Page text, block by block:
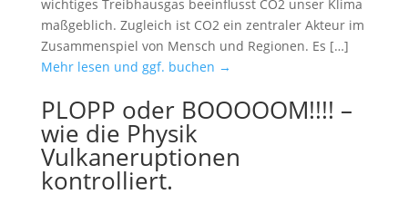
wichtiges Treibhausgas beeinflusst CO2 unser Klima
maßgeblich. Zugleich ist CO2 ein zentraler Akteur im
Zusammenspiel von Mensch und Regionen. Es […]
Mehr lesen und ggf. buchen →
PLOPP oder BOOOOOM!!!! –
wie die Physik
Vulkaneruptionen
kontrolliert.